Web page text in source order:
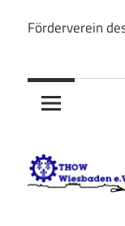
Inhalt
THOW
Förderverein